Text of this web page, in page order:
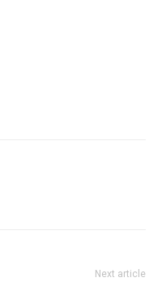
Next article